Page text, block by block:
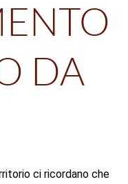
DA
ci ricordano che